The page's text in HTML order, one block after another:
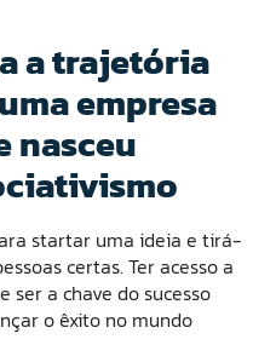
a trajetória
empresa
nasceu
startar uma ideia e tirá-
certas. Ter acesso a
ser a chave do sucesso
o êxito no mundo